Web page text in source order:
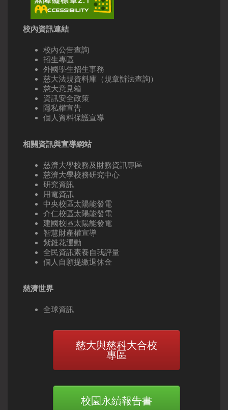
校內資訊連結
校內公告查詢
招生專區
外國學生招生事務
慈大法規資料庫（規章辦法查詢）
慈大意見箱
資訊安全政策
隱私權宣告
個人資料保護宣導
相關資訊與宣導網站
慈濟大學校務及財務資訊專區
慈濟大學校務研究中心
研究資訊
用電資訊
中央校區太陽能發電
介仁校區太陽能發電
建國校區太陽能發電
智慧財產權宣導
紫錐花運動
全民資訊素養自我評量
個人自願提繳退休金
慈濟世界
全球資訊
慈大與慈科大合校
專區
校園永續報告書